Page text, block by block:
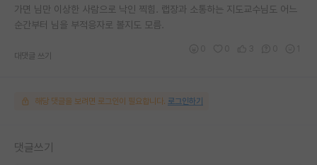
가면 님만 이상한 사람으로 낙인 찍힘. 랩장과 소통하는 지도교수님도 어느
순간부터 님을 부적응자로 볼지도 모름.
대댓글 쓰기
해당 댓글을 보려면 로그인이 필요합니다. 로그인하기
댓글쓰기